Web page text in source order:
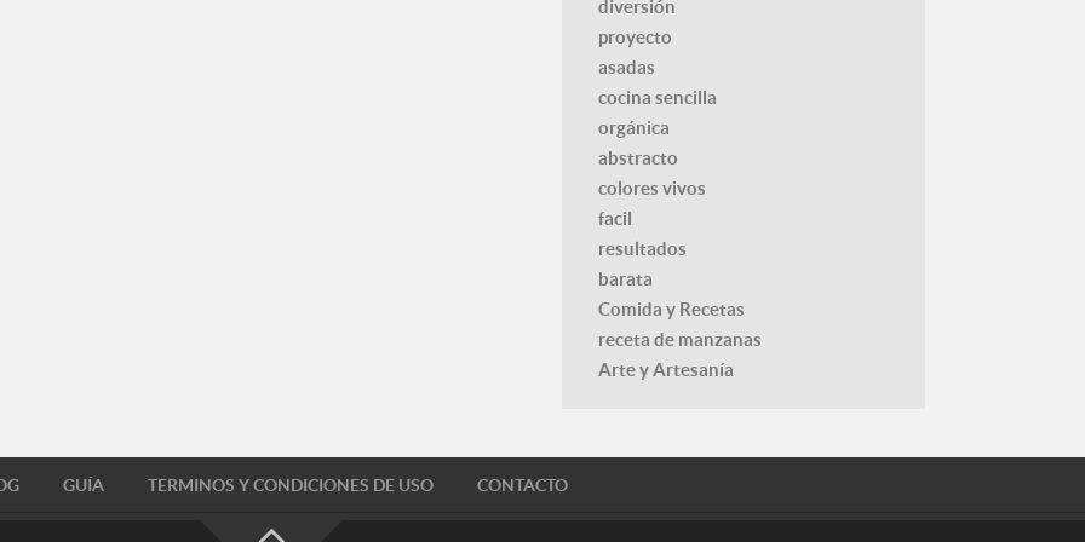
diversión
proyecto
asadas
cocina sencilla
orgánica
abstracto
colores vivos
facil
resultados
barata
Comida y Recetas
receta de manzanas
Arte y Artesanía
GUÍA TERMINOS Y CONDICIONES DE USO CONTACTO